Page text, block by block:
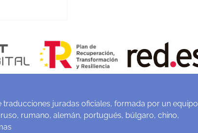
traducciones juradas oficiales, formada por un equipo
rumano, alemán, portugués, búlgaro, chino,